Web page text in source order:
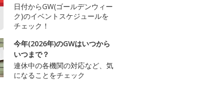
日付からGW(ゴールデンウィー
ク)のイベントスケジュールを
チェック！
今年(2026年)のGWはいつから
いつまで？
連休中の各機関の対応など、気
になることをチェック